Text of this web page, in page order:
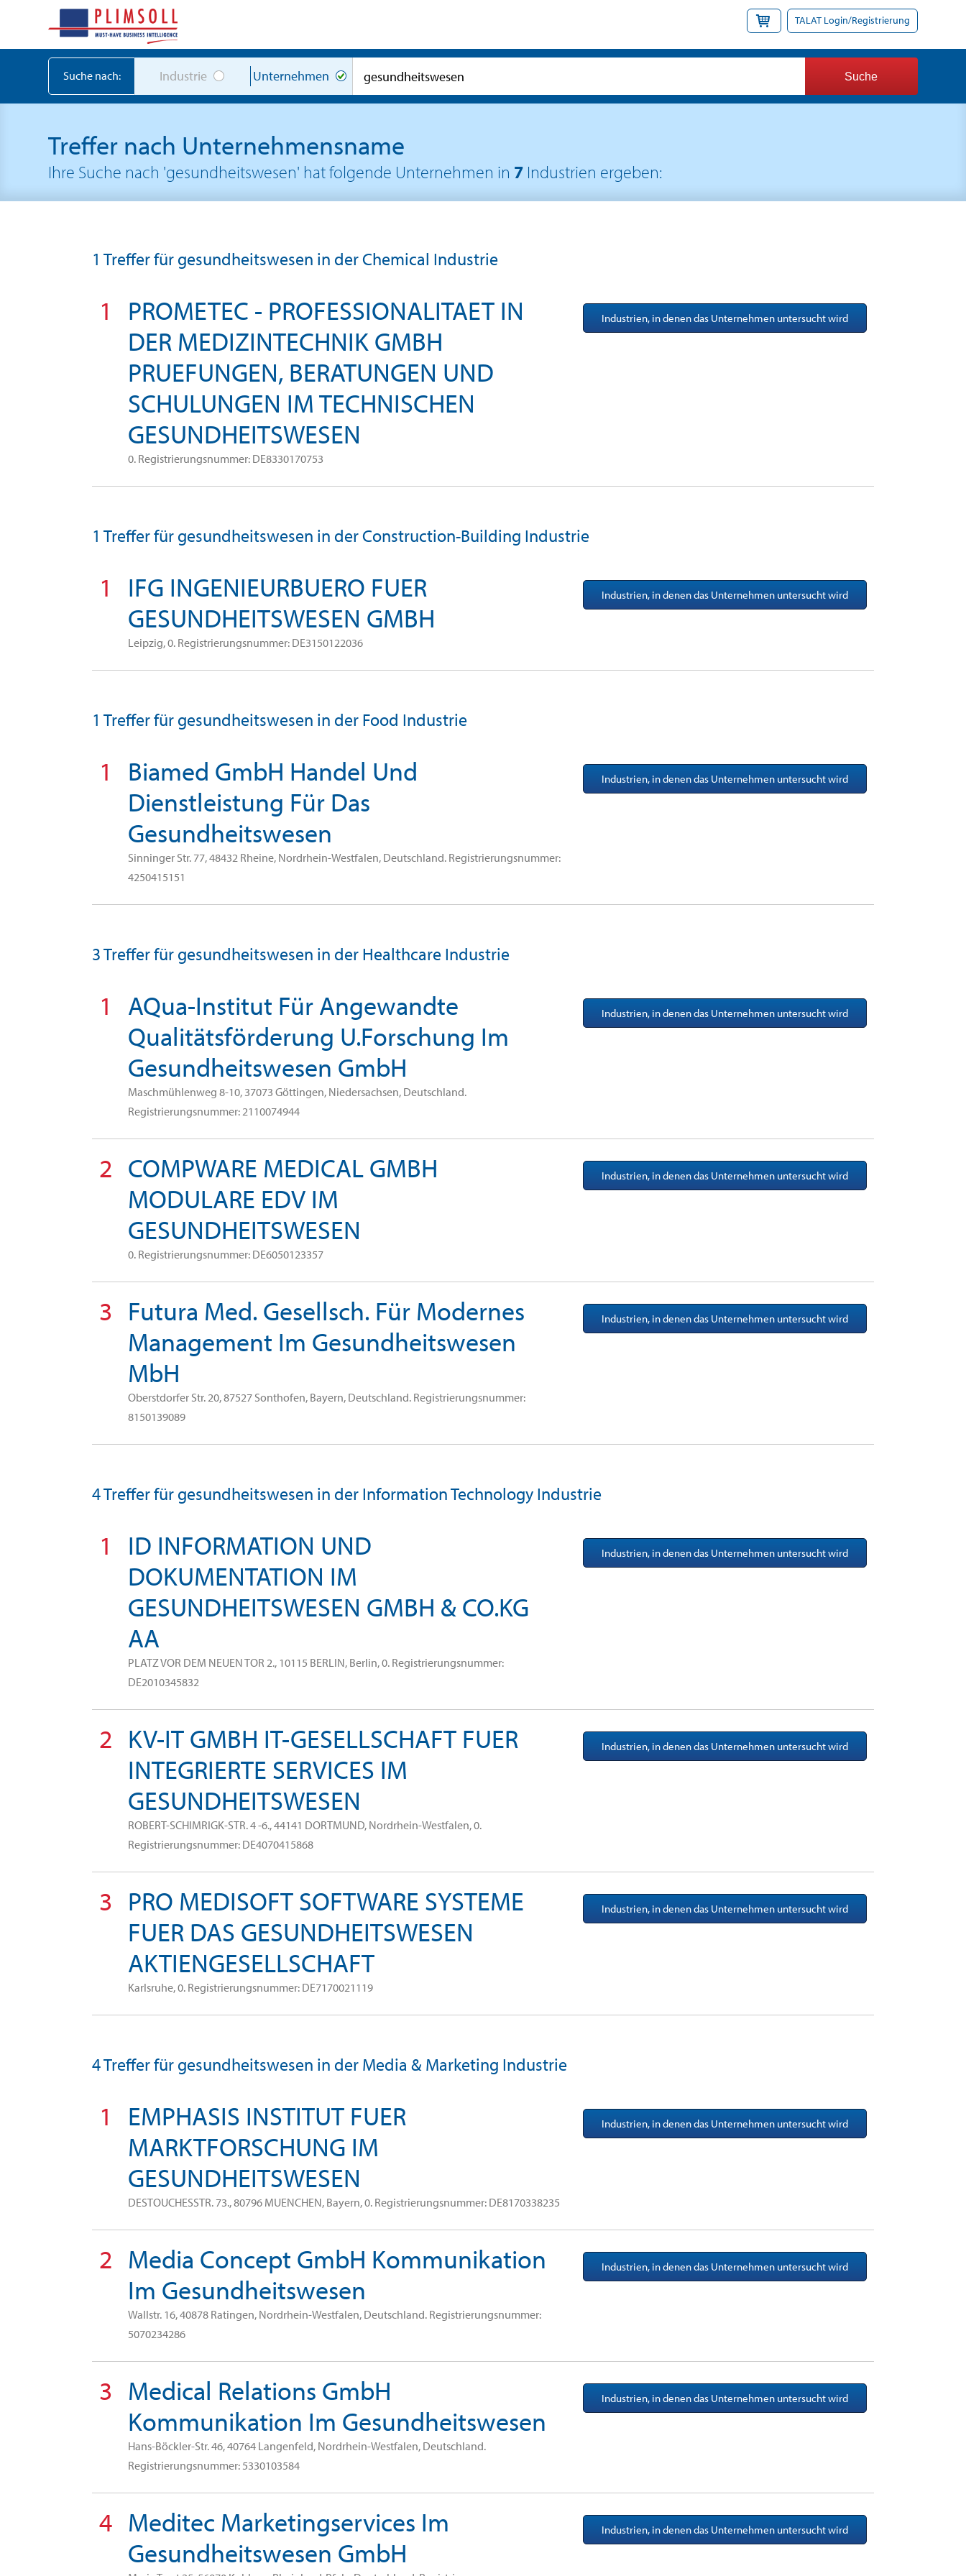
TALAT Login/Registrierung
Suche nach: Industrie Unternehmen
Treffer nach Unternehmensname
Ihre Suche nach 'gesundheitswesen' hat folgende Unternehmen in 7 Industrien ergeben:
1 Treffer für gesundheitswesen in der Chemical Industrie
1
PROMETEC - PROFESSIONALITAET IN
DER MEDIZINTECHNIK GMBH
PRUEFUNGEN, BERATUNGEN UND
SCHULUNGEN IM TECHNISCHEN
GESUNDHEITSWESEN
0. Registrierungsnummer: DE8330170753
Industrien, in denen das Unternehmen untersucht wird
1 Treffer für gesundheitswesen in der Construction-Building Industrie
1
IFG INGENIEURBUERO FUER
GESUNDHEITSWESEN GMBH
Leipzig, 0. Registrierungsnummer: DE3150122036
Industrien, in denen das Unternehmen untersucht wird
1 Treffer für gesundheitswesen in der Food Industrie
1
Biamed GmbH Handel Und
Dienstleistung Für Das
Gesundheitswesen
Sinninger Str. 77, 48432 Rheine, Nordrhein-Westfalen, Deutschland. Registrierungsnummer:
4250415151
Industrien, in denen das Unternehmen untersucht wird
3 Treffer für gesundheitswesen in der Healthcare Industrie
1
AQua-Institut Für Angewandte
Qualitätsförderung U.Forschung Im
Gesundheitswesen GmbH
Maschmühlenweg 8-10, 37073 Göttingen, Niedersachsen, Deutschland.
Registrierungsnummer: 2110074944
Industrien, in denen das Unternehmen untersucht wird
2 COMPWARE MEDICAL GMBH
MODULARE EDV IM
GESUNDHEITSWESEN
0. Registrierungsnummer: DE6050123357
Industrien, in denen das Unternehmen untersucht wird
3
Futura Med. Gesellsch. Für Modernes
Management Im Gesundheitswesen
MbH
Oberstdorfer Str. 20, 87527 Sonthofen, Bayern, Deutschland. Registrierungsnummer:
8150139089
Industrien, in denen das Unternehmen untersucht wird
4 Treffer für gesundheitswesen in der Information Technology Industrie
1
ID INFORMATION UND
DOKUMENTATION IM
GESUNDHEITSWESEN GMBH & CO.KG
AA
PLATZ VOR DEM NEUEN TOR 2., 10115 BERLIN, Berlin, 0. Registrierungsnummer:
DE2010345832
Industrien, in denen das Unternehmen untersucht wird
2
KV-IT GMBH IT-GESELLSCHAFT FUER
INTEGRIERTE SERVICES IM
GESUNDHEITSWESEN
ROBERT-SCHIMRIGK-STR. 4 -6., 44141 DORTMUND, Nordrhein-Westfalen, 0.
Registrierungsnummer: DE4070415868
Industrien, in denen das Unternehmen untersucht wird
3
PRO MEDISOFT SOFTWARE SYSTEME
FUER DAS GESUNDHEITSWESEN
AKTIENGESELLSCHAFT
Karlsruhe, 0. Registrierungsnummer: DE7170021119
Industrien, in denen das Unternehmen untersucht wird
4 Treffer für gesundheitswesen in der Media & Marketing Industrie
1
EMPHASIS INSTITUT FUER
MARKTFORSCHUNG IM
GESUNDHEITSWESEN
DESTOUCHESSTR. 73., 80796 MUENCHEN, Bayern, 0. Registrierungsnummer: DE8170338235
Industrien, in denen das Unternehmen untersucht wird
2
Media Concept GmbH Kommunikation
Im Gesundheitswesen
Wallstr. 16, 40878 Ratingen, Nordrhein-Westfalen, Deutschland. Registrierungsnummer:
5070234286
Industrien, in denen das Unternehmen untersucht wird
3
Medical Relations GmbH
Kommunikation Im Gesundheitswesen
Hans-Böckler-Str. 46, 40764 Langenfeld, Nordrhein-Westfalen, Deutschland.
Registrierungsnummer: 5330103584
Industrien, in denen das Unternehmen untersucht wird
4
Meditec Marketingservices Im
Gesundheitswesen GmbH
Industrien, in denen das Unternehmen untersucht wird